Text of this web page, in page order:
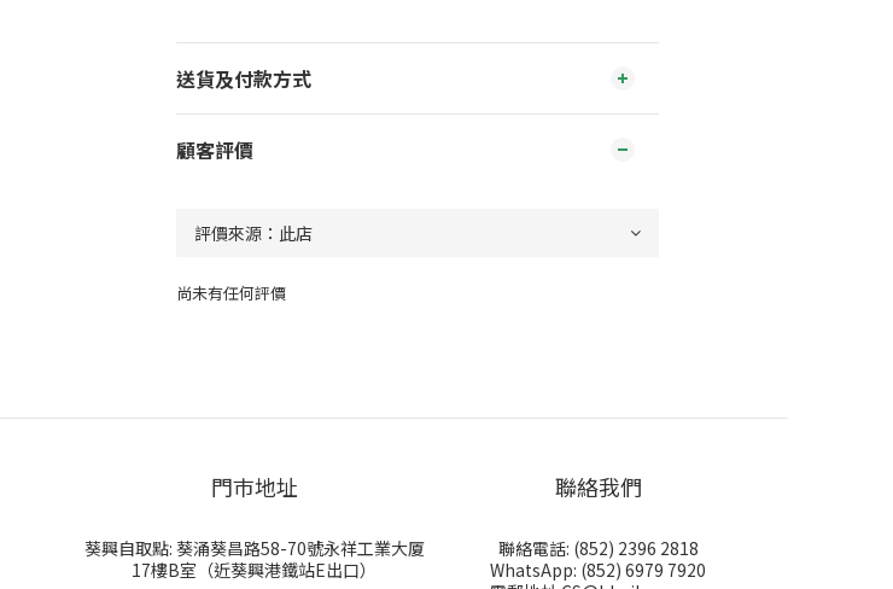
送貨及付款方式
顧客評價
尚未有任何評價
門巿地址
葵興自取點: 葵涌葵昌路58-70號永祥工業大厦
17樓B室（近葵興港鐵站E出口）
聯絡我們
聯絡電話: (852) 2396 2818
WhatsApp: (852) 6979 7920